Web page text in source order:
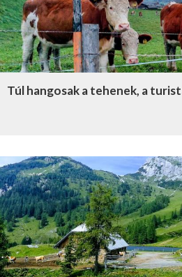
Túl hangosak a tehenek, a